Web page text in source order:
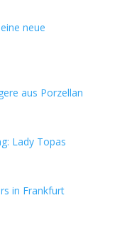
neue
aus Porzellan
Lady Topas
in Frankfurt